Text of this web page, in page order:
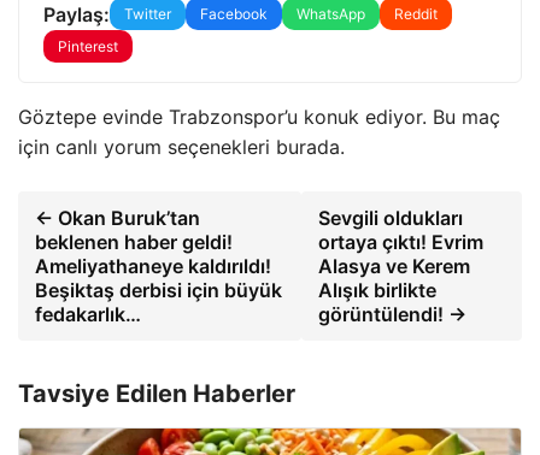
Paylaş: Twitter Facebook WhatsApp
Reddit
Pinterest
Göztepe evinde Trabzonspor’u konuk ediyor. Bu maç
için canlı yorum seçenekleri burada.
← Okan Buruk’tan
beklenen haber geldi!
Ameliyathaneye kaldırıldı!
Beşiktaş derbisi için büyük
fedakarlık…
Sevgili oldukları
ortaya çıktı! Evrim
Alasya ve Kerem
Alışık birlikte
görüntülendi! →
Tavsiye Edilen Haberler